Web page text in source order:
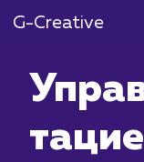
G-Creative